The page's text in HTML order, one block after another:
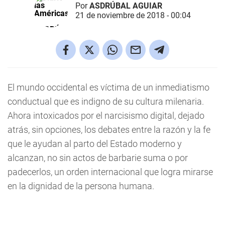
PorASDRÚBAL AGUIAR
21 de noviembre de 2018 - 00:04
El mundo occidental es víctima de un inmediatismo
conductual que es indigno de su cultura milenaria.
Ahora intoxicados por el narcisismo digital, dejado
atrás, sin opciones, los debates entre la razón y la fe
que le ayudan al parto del Estado moderno y
alcanzan, no sin actos de barbarie suma o por
padecerlos, un orden internacional que logra mirarse
en la dignidad de la persona humana.